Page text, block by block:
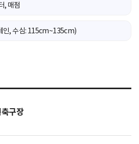
, 매점
인, 수심: 115cm~135cm)
구장